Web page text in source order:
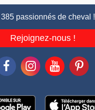
passionnés de cheval !
Rejoignez-nous !